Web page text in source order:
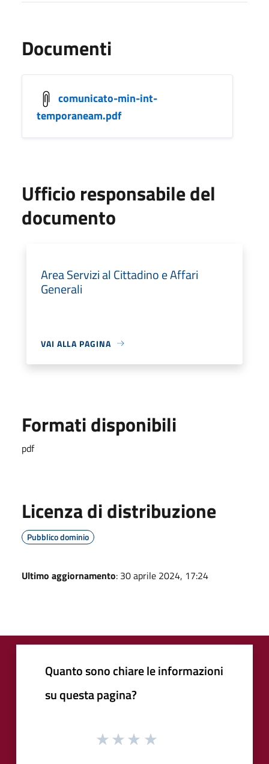
Documenti
comunicato-min-int-
temporaneam.pdf
Ufficio responsabile del
documento
Area Servizi al Cittadino e Affari
Generali
VAI ALLA PAGINA
Formati disponibili
pdf
Licenza di distribuzione
Pubblico dominio
Ultimo aggiornamento: 30 aprile 2024, 17:24
Quanto sono chiare le informazioni
su questa pagina?